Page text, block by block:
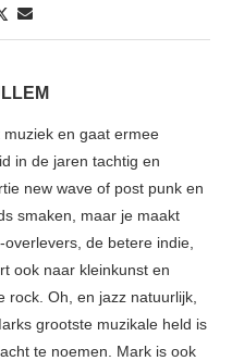
en gaat ermee
in de jaren tachtig en
new wave of post punk en
smaken, maar je maakt
de betere indie,
ook naar kleinkunst en
rock. Oh, en jazz natuurlijk,
grootste muzikale held is
te noemen. Mark is ook